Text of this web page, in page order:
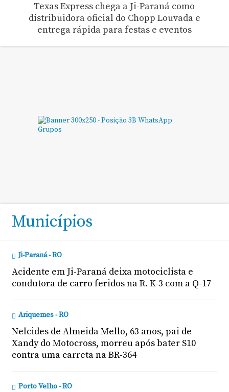
Texas Express chega a Ji-Paraná como
distribuidora oficial do Chopp Louvada e
entrega rápida para festas e eventos
Municípios
Ji-Paraná - RO
Acidente em Ji-Paraná deixa motociclista e
condutora de carro feridos na R. K-3 com a Q-17
Ariquemes - RO
Nelcides de Almeida Mello, 63 anos, pai de
Xandy do Motocross, morreu após bater S10
contra uma carreta na BR-364
Porto Velho - RO